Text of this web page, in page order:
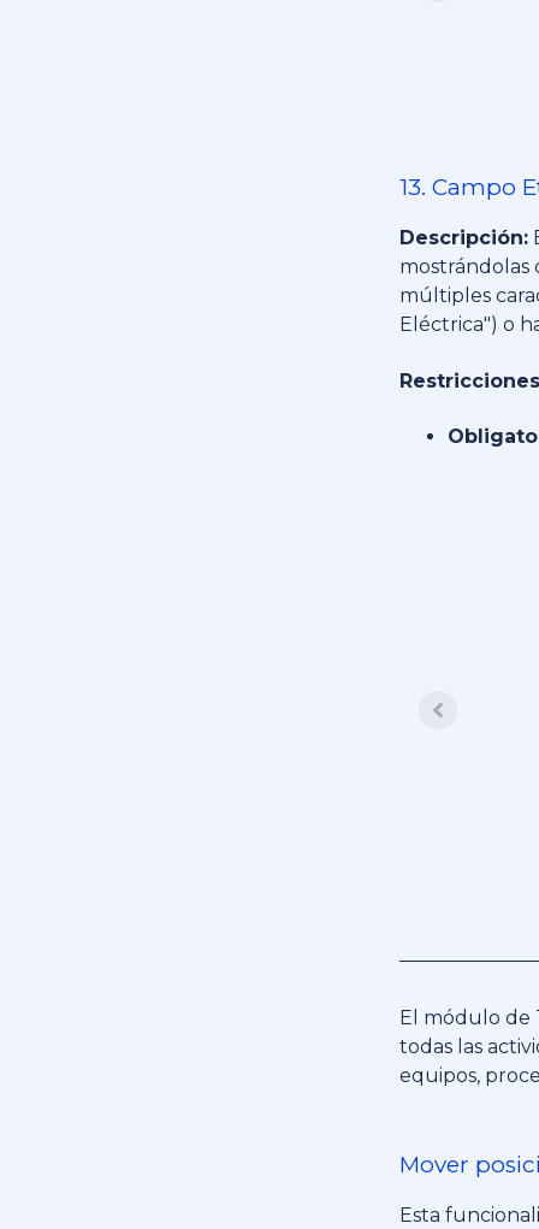
13. Campo
Descripción:
mostrándolas
múltiples
Eléctrica") o
El módulo de
todas las
equipos,
Mover
Esta